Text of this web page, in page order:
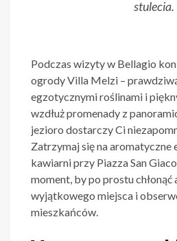
stulecia.
Podczas wizyty w Bellagio
ogrody Villa Melzi –
egzotycznymi roślinami i
wzdłuż promenady z
jezioro dostarczy Ci
Zatrzymaj się na aromatyczne
kawiarni przy Piazza San
moment, by po prostu
wyjątkowego miejsca i
mieszkańców.